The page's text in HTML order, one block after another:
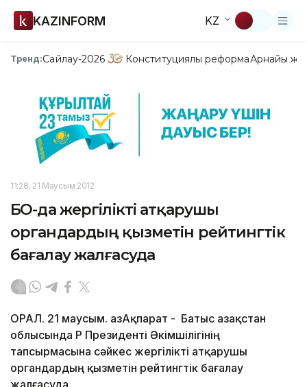
KAZINFORM KZ
Тренд:Сайлау-2026 Конституциялық реформаАрнайы
11:28, 21 Маусым 2012
БҚО-да жергілікті атқарушы
органдардың қызметін рейтингтік
бағалау жалғасуда
ОРАЛ. 21 маусым. ҚазАқпарат - Батыс Қазақстан
облысында ҚР Президенті Әкімшілігінің
тапсырмасына сәйкес жергілікті атқарушы
органдардың қызметін рейтингтік бағалау